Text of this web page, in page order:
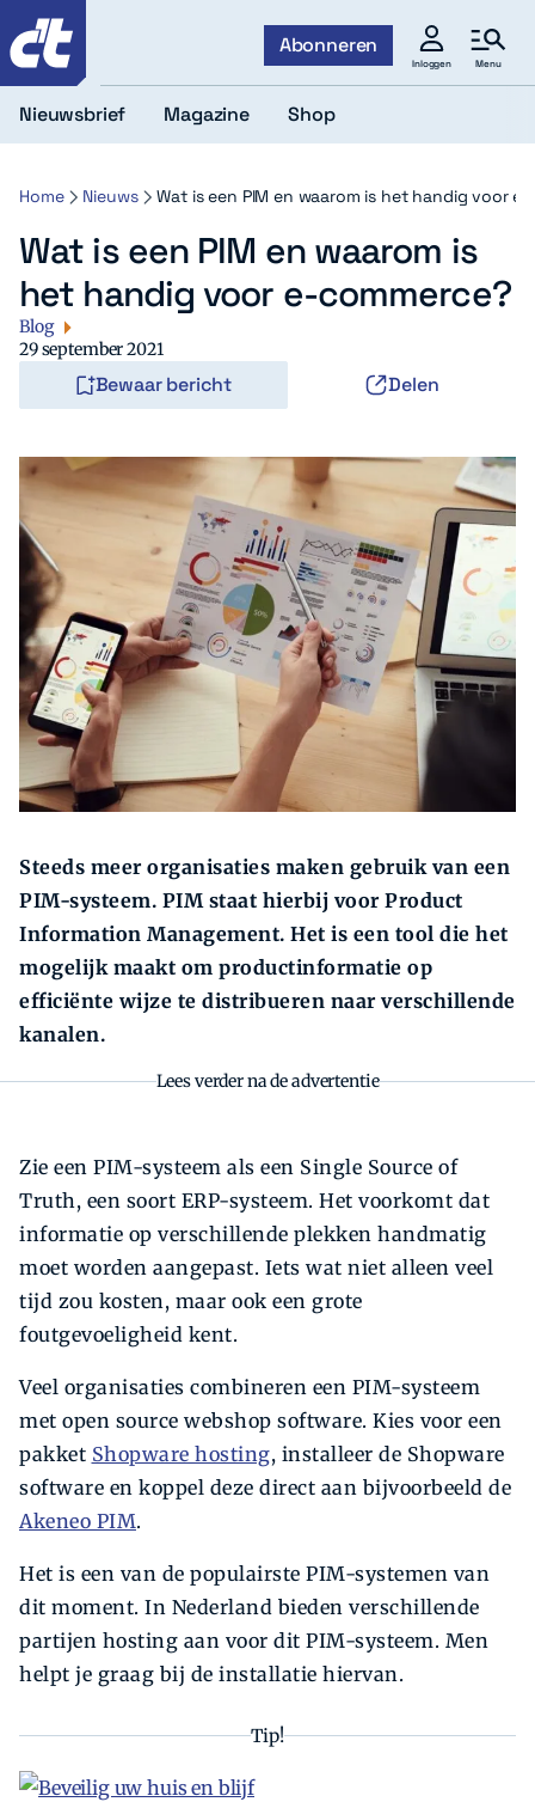
Abonneren
Inloggen Menu
Zoeken
Nieuwsbrief Magazine Shop
Home Nieuws Wat is een PIM en waarom is het handig voor e-
Wat is een PIM en waarom is
het handig voor e-commerce?
Blog
29 september 2021
Bewaar bericht Delen
Steeds meer organisaties maken gebruik van een
PIM-systeem. PIM staat hierbij voor Product
Information Management. Het is een tool die het
mogelijk maakt om productinformatie op
efficiënte wijze te distribueren naar verschillende
kanalen.
Lees verder na de advertentie
Zie een PIM-systeem als een Single Source of
Truth, een soort ERP-systeem. Het voorkomt dat
informatie op verschillende plekken handmatig
moet worden aangepast. Iets wat niet alleen veel
tijd zou kosten, maar ook een grote
foutgevoeligheid kent.
Veel organisaties combineren een PIM-systeem
met open source webshop software. Kies voor een
pakket Shopware hosting, installeer de Shopware
software en koppel deze direct aan bijvoorbeeld de
Akeneo PIM.
Het is een van de populairste PIM-systemen van
dit moment. In Nederland bieden verschillende
partijen hosting aan voor dit PIM-systeem. Men
helpt je graag bij de installatie hiervan.
Tip!